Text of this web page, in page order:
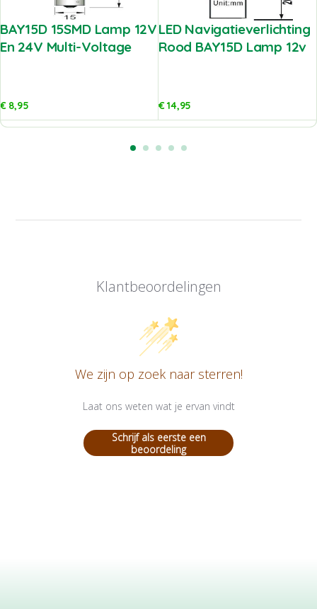
BAY15D 15SMD Lamp 12V
En 24V Multi-Voltage
€8,95
LED Navigatieverlichting
Rood BAY15D Lamp 12v
€14,95
Klantbeoordelingen
We zijn op zoek naar sterren!
Laat ons weten wat je ervan vindt
Schrijf als eerste een
beoordeling